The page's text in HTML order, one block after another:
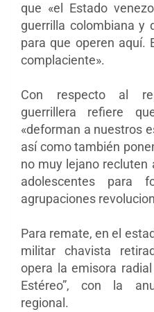
que «el Estado
guerrilla colombiana y
para que operen aquí.
complaciente».
Con respecto al
guerrillera refiere
«deforman a nuestros
así como también
no muy lejano recluten
adolescentes para
agrupaciones
Para remate, en el
militar chavista
opera la emisora
Estéreo”, con la
regional.